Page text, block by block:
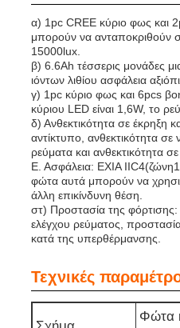
Σχετικά με εμάς
Γύρος εργοστασίων
Ποιοτικός έλεγχος
Νέα
Ζητήστε ένα
Φώτα ορυχείων LED
Ασύρματο φωτιστικό
α) 1pc CREE κύριο φως και
μπορούν να ανταποκριθούν
15000lux.
β) 6.6Ah τέσσερις μονάδες
ιόντων λιθίου ασφάλεια
γ) 1pc κύριο φως και 6pcs
κύριου LED είναι 1,6W, το
δ) Ανθεκτικότητα σε έκρηξη
αντίκτυπο, ανθεκτικότητα σε
ρεύματα και ανθεκτικότητα
Ε. Ασφάλεια: EXIA
φώτα αυτά μπορούν να
άλλη επικίνδυνη θέση.
στ) Προστασία της φόρτισης:
ελέγχου ρεύματος,
κατά της υπερθέρμανσης.
Τεχνικές
Φώτα